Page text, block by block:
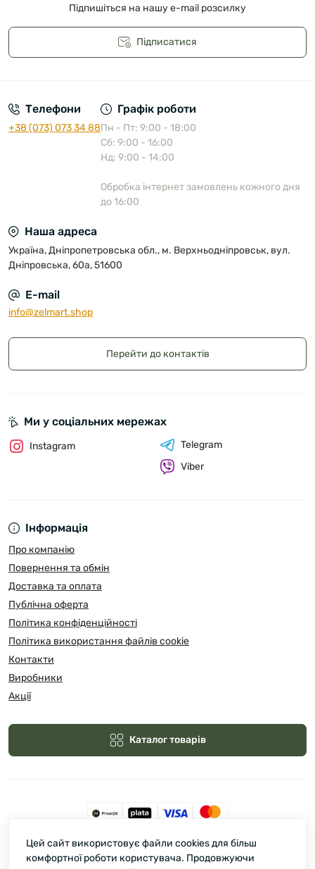
Підпишіться на нашу e-mail розсилку
Підписатися
Телефони
+38 (073) 073 34 88
Графік роботи
Пн - Пт: 9:00 - 18:00
Сб: 9:00 - 16:00
Нд: 9:00 - 14:00
Обробка інтернет замовлень кожного дня
до 16:00
Наша адреса
Україна, Дніпропетровська обл., м. Верхньодніпровськ, вул.
Дніпровська, 60а, 51600
E-mail
info@zelmart.shop
Перейти до контактів
Інформація
Про компанію
Повернення та обмін
Доставка та оплата
Публічна оферта
Політика конфіденційності
Політика використання файлів cookie
Контакти
Виробники
Акції
Каталог товарів
Ми у соціальних мережах
Instagram
Telegram
Viber
Зелмарт © 2026
Цей сайт використовує файли cookies для більш
комфортної роботи користувача. Продовжуючи